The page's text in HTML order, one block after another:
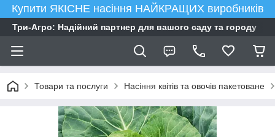
Купити ЯКІСНЕ насіння НАЙКРАЩИХ виробників
Три-Агро: Надійний партнер для вашого саду та городу
Товари та послуги Насіння квітів та овочів пакетоване